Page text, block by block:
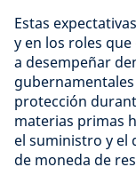
Estas
y en los roles
a desempeñar
protección
materias primas
el suministro y el
de moneda de